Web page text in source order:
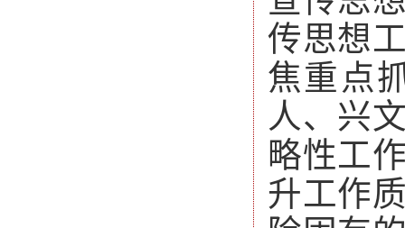
传思想
焦重点
人、兴
略性工
升工作